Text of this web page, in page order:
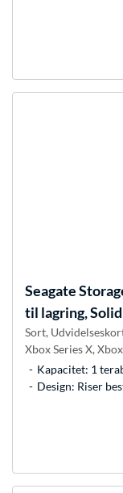
Seagate
til lagring,
Sort,
Xbox Series X,
Kapacitet: 1
Design: Riser